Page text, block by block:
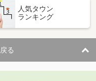
人気タウン
ランキング
る